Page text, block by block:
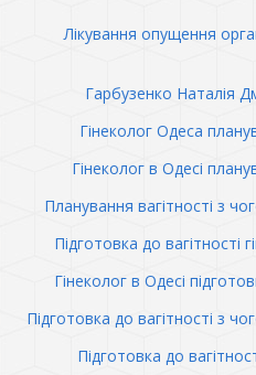
Лікування опущення
Гарбузенко Наталія
Гінеколог Одеса
Гінеколог в Одесі
Планування вагітності з
Підготовка до вагітності
Гінеколог в Одесі
Підготовка до вагітності з
Підготовка до